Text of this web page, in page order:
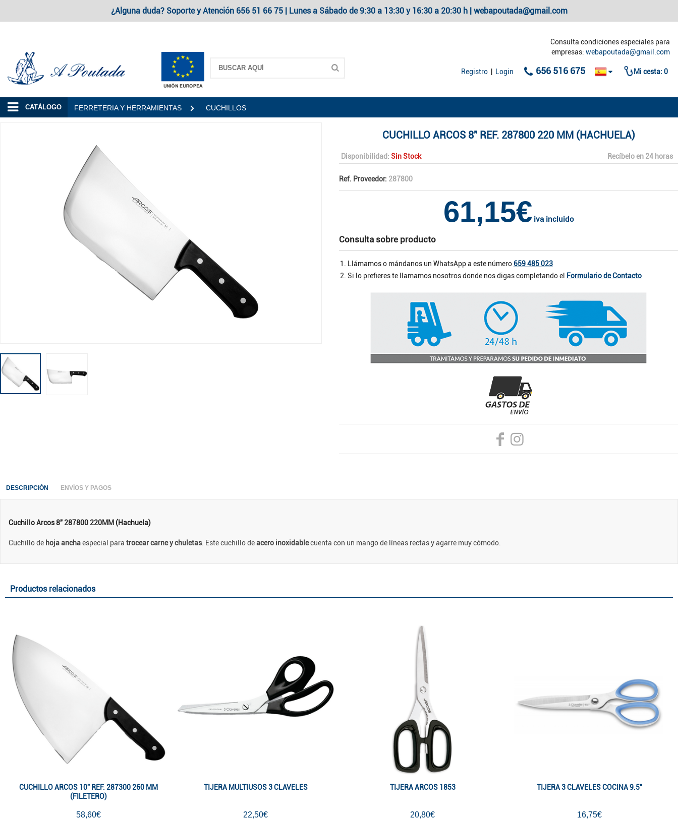
¿Alguna duda? Soporte y Atención 656 51 66 75 | Lunes a Sábado de 9:30 a 13:30 y 16:30 a 20:30 h | webapoutada@gmail.com
Consulta condiciones especiales para
empresas: webapoutada@gmail.com
Registro Login 656 516 675 Mi cesta: 0
CATÁLOGO FERRETERIA Y HERRAMIENTAS CUCHILLOS
CUCHILLO ARCOS 8" REF. 287800 220 MM (HACHUELA)
Disponibilidad: Sin Stock Recíbelo en 24 horas
Ref. Proveedor: 287800
61,15€ iva incluido
Consulta sobre producto
Llámamos o mándanos un WhatsApp a este número 659 485 023
Si lo prefieres te llamamos nosotros donde nos digas completando el
Formulario de Contacto
DESCRIPCIÓN ENVÍOS Y PAGOS
Cuchillo Arcos 8" 287800 220MM (Hachuela)
Cuchillo de hoja anchaespecial para trocear carne y chuletas. Este cuchillo deacero inoxidablecuenta con un mango de líneas rectas y agarre muy cómodo.
Productos relacionados
CUCHILLO ARCOS 10" REF. 287300 260 MM
(FILETERO)
58,60€
TIJERA MULTIUSOS 3 CLAVELES
22,50€
TIJERA ARCOS 1853
20,80€
TIJERA 3 CLAVELES COCINA 9.5"
16,75€